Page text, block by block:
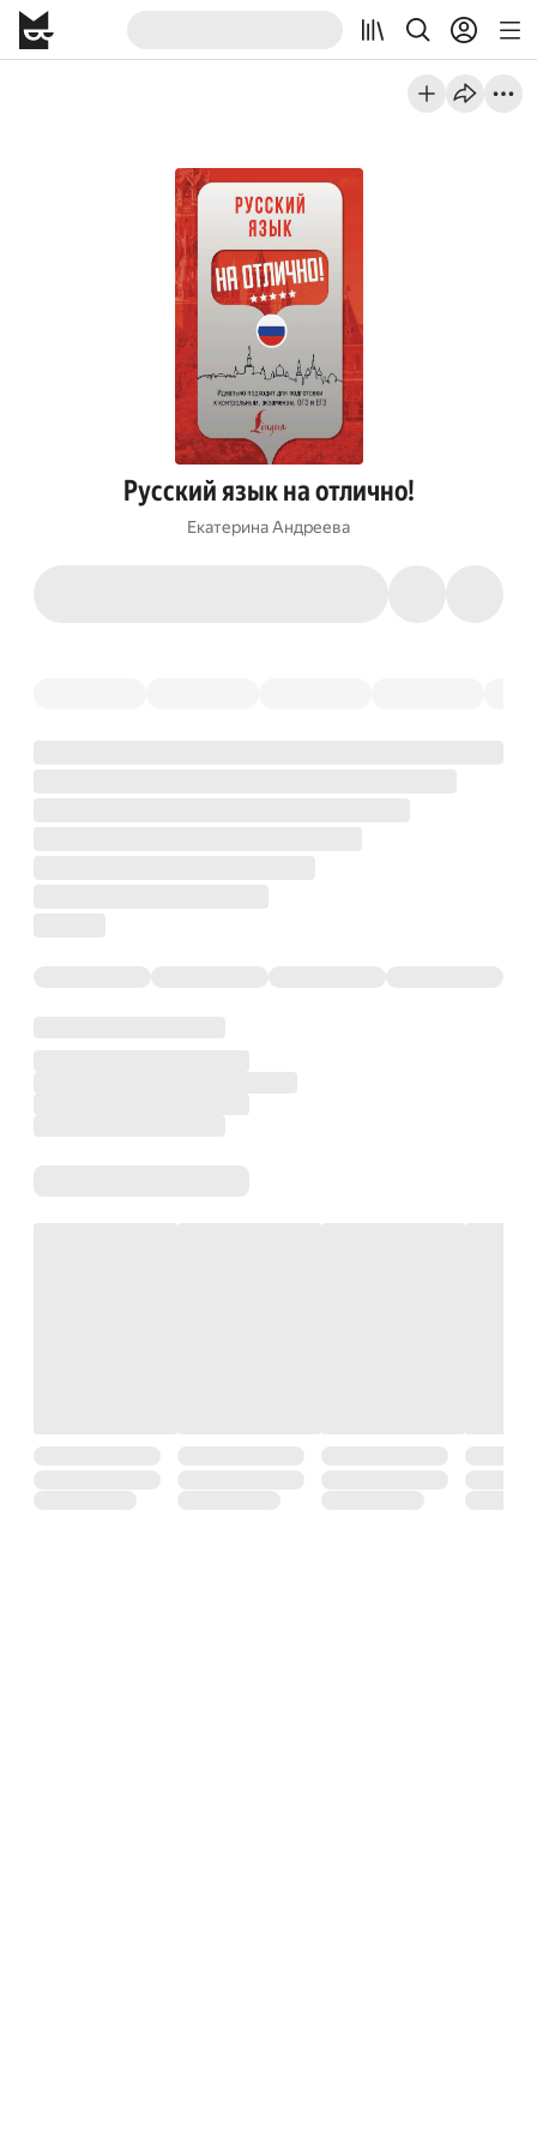
Русский язык на отлично!
Екатерина Андреева